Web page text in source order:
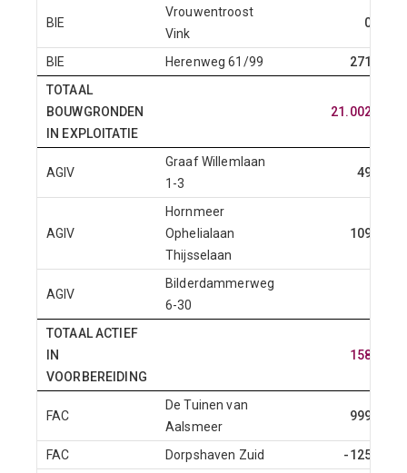
BIE
Vrouwentroost
Vink
0
BIE Herenweg 61/99
271
TOTAAL
BOUWGRONDEN
IN EXPLOITATIE
21.002
AGIV
Graaf Willemlaan
1-3
49
AGIV
Hornmeer
Ophelialaan
Thijsselaan
109
AGIV
Bilderdammerweg
6-30
TOTAAL ACTIEF
IN
VOORBEREIDING
158
FAC
De Tuinen van
Aalsmeer
999
FAC Dorpshaven Zuid -125